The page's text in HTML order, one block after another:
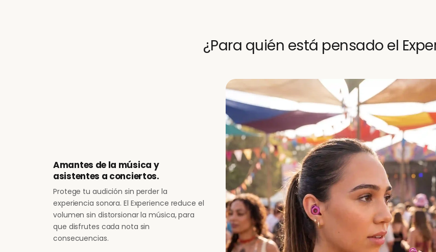
¿Para quién está pensado el
Amantes de la música y
asistentes a conciertos.
Protege tu audición sin perder la
experiencia sonora. El Experience reduce el
volumen sin distorsionar la música, para
que disfrutes cada nota sin
consecuencias.